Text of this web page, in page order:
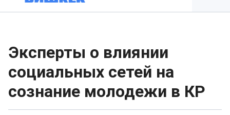
Эксперты о влиянии
социальных сетей на
сознание молодежи в КР